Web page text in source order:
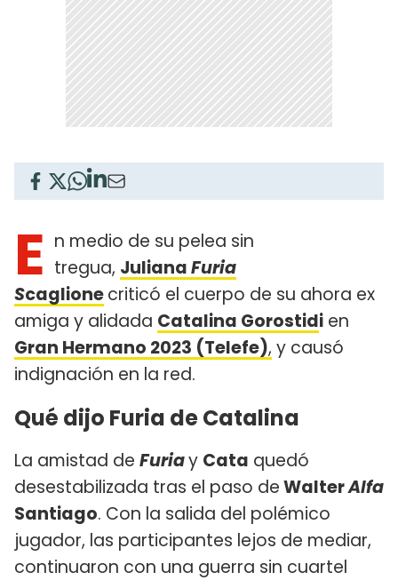
E n medio de su pelea sin
tregua, JulianaFuria
Scaglionecriticó el cuerpo de su ahora ex
amiga y alidada Catalina Gorostidi en
Gran Hermano 2023 (Telefe), y causó
indignación en la red.
Qué dijo Furia de Catalina
La amistad de Furiay Cata quedó
desestabilizada tras el paso deWalterAlfa
Santiago. Con la salida del polémico
jugador, las participantes lejos de mediar,
continuaron con una guerra sin cuartel